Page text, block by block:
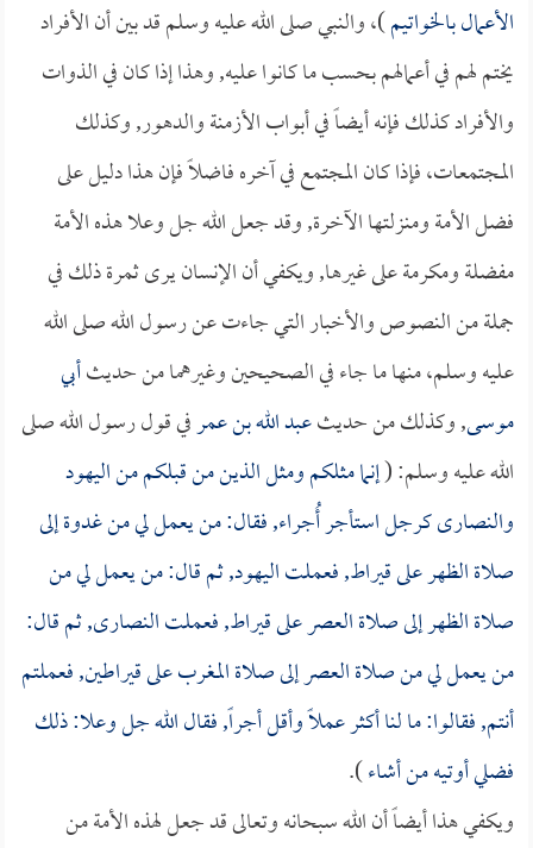
الأعمال بالخواتيم)، والنبي صلى الله عليه وسلم قد بين أن الأفراد
يختم لهم في أعمالهم بحسب ما كانوا عليه, وهذا إذا كان في الذوات
والأفراد كذلك فإنه أيضاً في أبواب الأزمنة والدهور, وكذلك
المجتمعات، فإذا كان المجتمع في آخره فاضلاً فإن هذا دليل على
فضل الأمة ومنزلتها الآخرة, وقد جعل الله جل وعلا هذه الأمة
مفضلة ومكرمة على غيرها, ويكفي أن الإنسان يرى ثمرة ذلك في
جملة من النصوص والأخبار التي جاءت عن رسول الله صلى الله
عليه وسلم، منها ما جاء في الصحيحين وغيرهما من حديثأبي
موسى, وكذلك من حديثعبد الله بن عمرفي قول رسول الله صلى
الله عليه وسلم: (إنما مثلكم ومثل الذين من قبلكم من اليهود
والنصارى كرجل استأجر أُجراء, فقال: من يعمل لي من غدوة إلى
صلاة الظهر على قيراط, فعملت اليهود, ثم قال: من يعمل لي من
صلاة الظهر إلى صلاة العصر على قيراط, فعملت النصارى, ثم قال:
من يعمل لي من صلاة العصر إلى صلاة المغرب على قيراطين, فعملتم
أنتم, فقالوا: ما لنا أكثر عملاً وأقل أجراً, فقال الله جل وعلا: ذلك
فضلي أوتيه من أشاء).
ويكفي هذا أيضاً أن الله سبحانه وتعالى قد جعل لهذه الأمة من